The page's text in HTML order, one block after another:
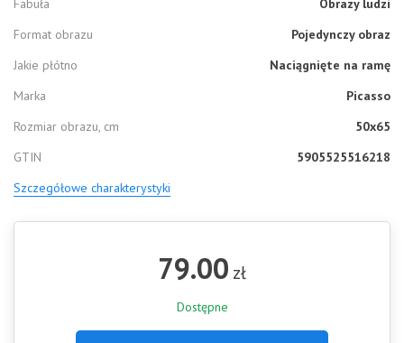
Fabuła
Obrazy ludzi
Format obrazu
Pojedynczy obraz
Jakie płótno
Naciągnięte na ramę
Marka
Picasso
Rozmiar obrazu, cm
50x65
GTIN
5905525516218
Szczegółowe charakterystyki
79.00 zł
Dostępne